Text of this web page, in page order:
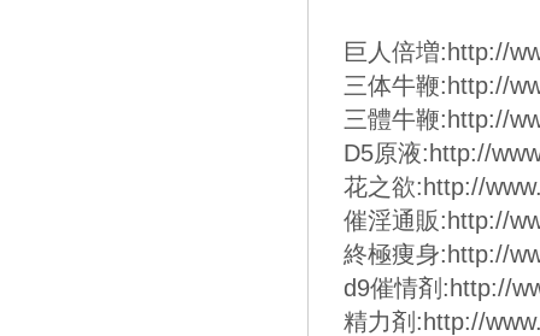
巨人倍増:http://
三体牛鞭:http://
三體牛鞭:http://
D5原液:http://
花之欲:http://
催淫通販:http://
終極痩身:http://
d9催情剤:http://
精力剤:http://